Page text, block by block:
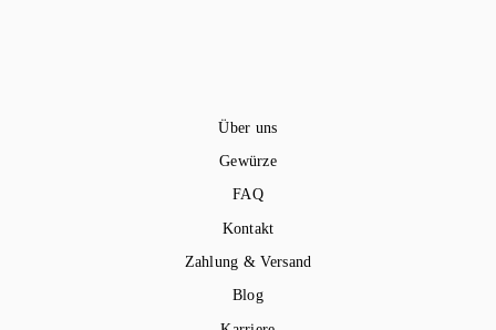
Über uns
Gewürze
FAQ
Kontakt
Zahlung & Versand
Blog